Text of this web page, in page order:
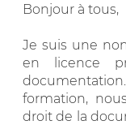
Bonjour à tous,
Je suis une
en licence
formation,
droit de la